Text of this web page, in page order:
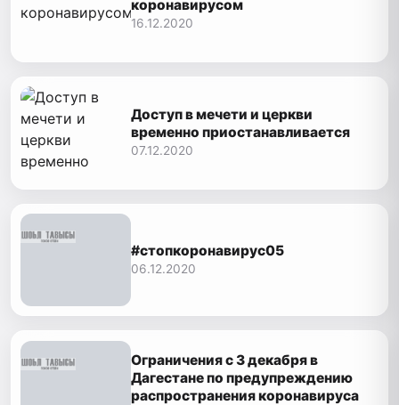
коронавирусом
16.12.2020
Доступ в мечети и церкви
временно приостанавливается
07.12.2020
#стопкоронавирус05
06.12.2020
Ограничения с 3 декабря в
Дагестане по предупреждению
распространения коронавируса